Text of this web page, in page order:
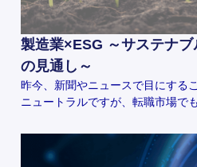
製造業×ESG ～サステナ
の見通し～
昨今、新聞やニュースで目にする
ニュートラルですが、転職市場で